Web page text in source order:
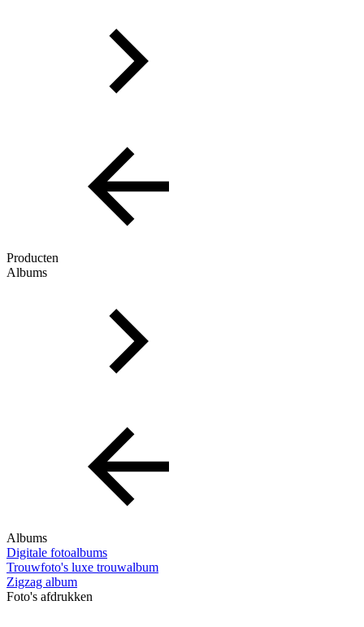
Producten
Albums
Albums
Digitale fotoalbums
Trouwfoto's luxe trouwalbum
Zigzag album
Foto's afdrukken